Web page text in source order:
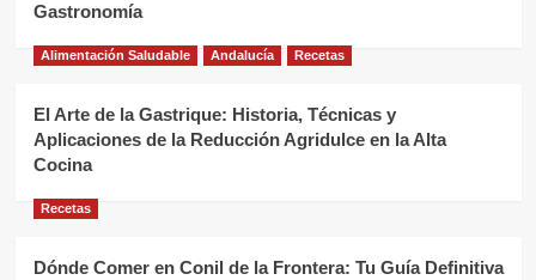
Gastronomía
Alimentación Saludable Andalucía Recetas
El Arte de la Gastrique: Historia, Técnicas y
Aplicaciones de la Reducción Agridulce en la Alta
Cocina
Recetas
Dónde Comer en Conil de la Frontera: Tu Guía Definitiva